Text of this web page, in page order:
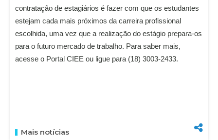
contratação de estagiários é fazer com que os estudantes
estejam cada mais próximos da carreira profissional
escolhida, uma vez que a realização do estágio prepara-os
para o futuro mercado de trabalho. Para saber mais,
acesse o Portal CIEE ou ligue para (18) 3003-2433.
Mais notícias